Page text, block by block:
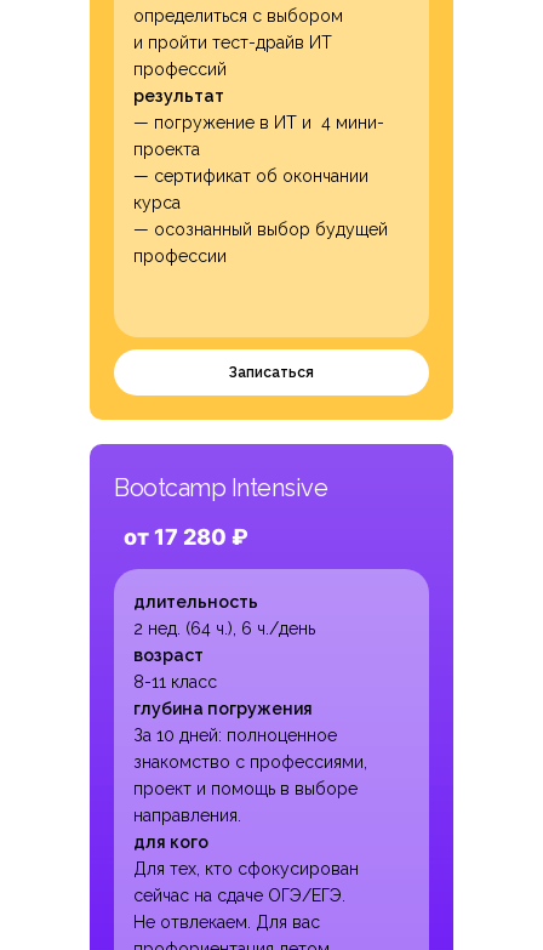
Bootcamp Intensive
от 17 280 ₽
Записаться
длительность
2 нед. (64 ч.), 6 ч./день
возраст
8-11 класс
глубина погружения
За 10 дней: полноценное
знакомство с профессиями,
проект и помощь в выборе
направления.
для кого
Для тех, кто сфокусирован
сейчас на сдаче ОГЭ/ЕГЭ.
Не отвлекаем. Для вас
определиться с выбором
и пройти тест-драйв ИТ
профессий
результат
— погружение в ИТ и 4 мини-
проекта
— сертификат об окончании
курса
— осознанный выбор будущей
профессии